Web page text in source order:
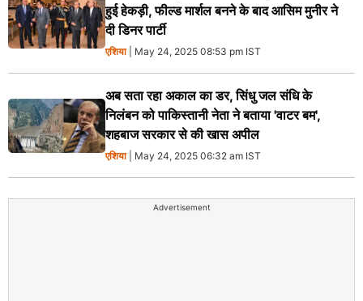
हुई हेकड़ी, फील्ड मार्शल बनने के बाद आसिम मुनीर ने
दी डिनर पार्टी
एशिया| May 24, 2025 08:53 pm IST
अब सता रहा अकाल का डर, सिंधु जल संधि के
निलंबन को पाकिस्तानी नेता ने बताया 'वाटर बम',
शहबाज सरकार से की खास अपील
एशिया| May 24, 2025 06:32 am IST
Advertisement